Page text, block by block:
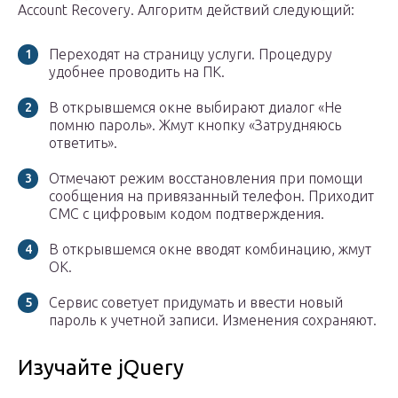
Account Recovery. Алгоритм действий следующий:
Переходят на страницу услуги. Процедуру
удобнее проводить на ПК.
В открывшемся окне выбирают диалог «Не
помню пароль». Жмут кнопку «Затрудняюсь
ответить».
Отмечают режим восстановления при помощи
сообщения на привязанный телефон. Приходит
СМС с цифровым кодом подтверждения.
В открывшемся окне вводят комбинацию, жмут
ОК.
Сервис советует придумать и ввести новый
пароль к учетной записи. Изменения сохраняют.
Изучайте jQuery